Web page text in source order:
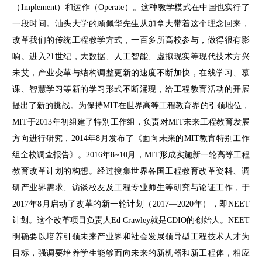
（Implement）和运作（Operate）。这种教学模式在中国也实行了
一段时间。汕头大学的顾佩华先生从加拿大带着这个理念回来，
改革我们的传统工程教学方式，一百多所高校参与，做得很有影
响。进入21世纪，大数据、人工智能、虚拟现实等现代技术方兴
未艾，产业变革与结构调整更新的速度不断加快，在线学习、慕
课、智慧学习等新的学习形式不断涌现，给工程教育活动的开展
提出了新的挑战。为保持MIT在世界高等工程教育界的引领地位，
MIT于2013年初组建了特别工作组，负责对MIT未来工程教育发展
方向进行研究，2014年8月发布了《面向未来的MIT教育特别工作
组全校调查报告》。2016年8~10月，MIT形成实施新一轮高等工程
教育改革计划的构想。经过搜集世界各国工程教育改革资料、调
研产业界需求、访谈校友及工程专业师生等研究与论证工作，于
2017年8月启动了改革的新一轮计划（2017—2020年），即NEET
计划。这个改革项目负责人Ed Crawley就是CDIO的创始人。NEET
明确要以培养引领未来产业界和社会发展领导型工程技术人才为
目标，强调要培养学生能够面向未来的新机器和新工程体，相应